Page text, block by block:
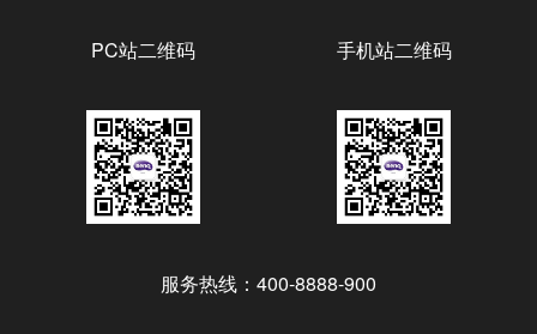
PC站二维码 手机站二维码
服务热线：400-8888-900